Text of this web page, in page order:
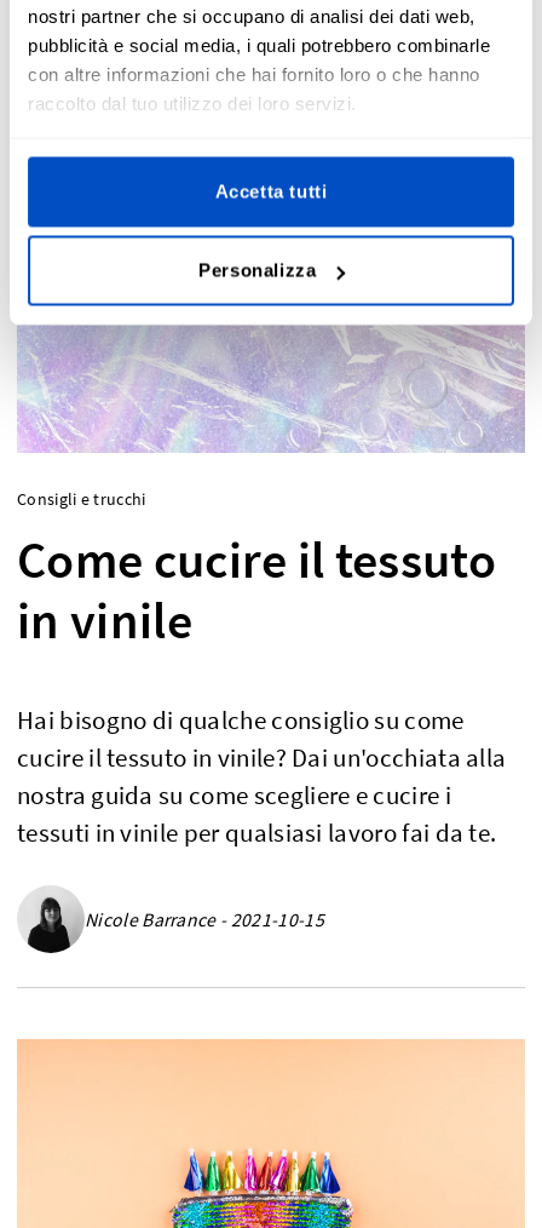
nostri partner che si occupano di analisi dei dati web,
pubblicità e social media, i quali potrebbero combinarle
con altre informazioni che hai fornito loro o che hanno
raccolto dal tuo utilizzo dei loro servizi.
Accetta tutti
Personalizza
Consigli e trucchi
Come cucire il tessuto
in vinile
Hai bisogno di qualche consiglio su come
cucire il tessuto in vinile? Dai un'occhiata alla
nostra guida su come scegliere e cucire i
tessuti in vinile per qualsiasi lavoro fai da te.
Nicole Barrance - 2021-10-15